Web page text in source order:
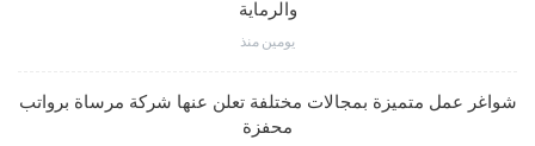
والرماية
يومين منذ
شواغر عمل متميزة بمجالات مختلفة تعلن عنها شركة مرساة برواتب
محفزة